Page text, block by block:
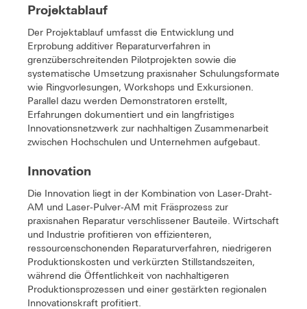
Projektablauf
Der Projektablauf umfasst die Entwicklung und
Erprobung additiver Reparaturverfahren in
grenzüberschreitenden Pilotprojekten sowie die
systematische Umsetzung praxisnaher Schulungsformate
wie Ringvorlesungen, Workshops und Exkursionen.
Parallel dazu werden Demonstratoren erstellt,
Erfahrungen dokumentiert und ein langfristiges
Innovationsnetzwerk zur nachhaltigen Zusammenarbeit
zwischen Hochschulen und Unternehmen aufgebaut.
Innovation
Die Innovation liegt in der Kombination von Laser-Draht-
AM und Laser-Pulver-AM mit Fräsprozess zur
praxisnahen Reparatur verschlissener Bauteile. Wirtschaft
und Industrie profitieren von effizienteren,
ressourcenschonenden Reparaturverfahren, niedrigeren
Produktionskosten und verkürzten Stillstandszeiten,
während die Öffentlichkeit von nachhaltigeren
Produktionsprozessen und einer gestärkten regionalen
Innovationskraft profitiert.